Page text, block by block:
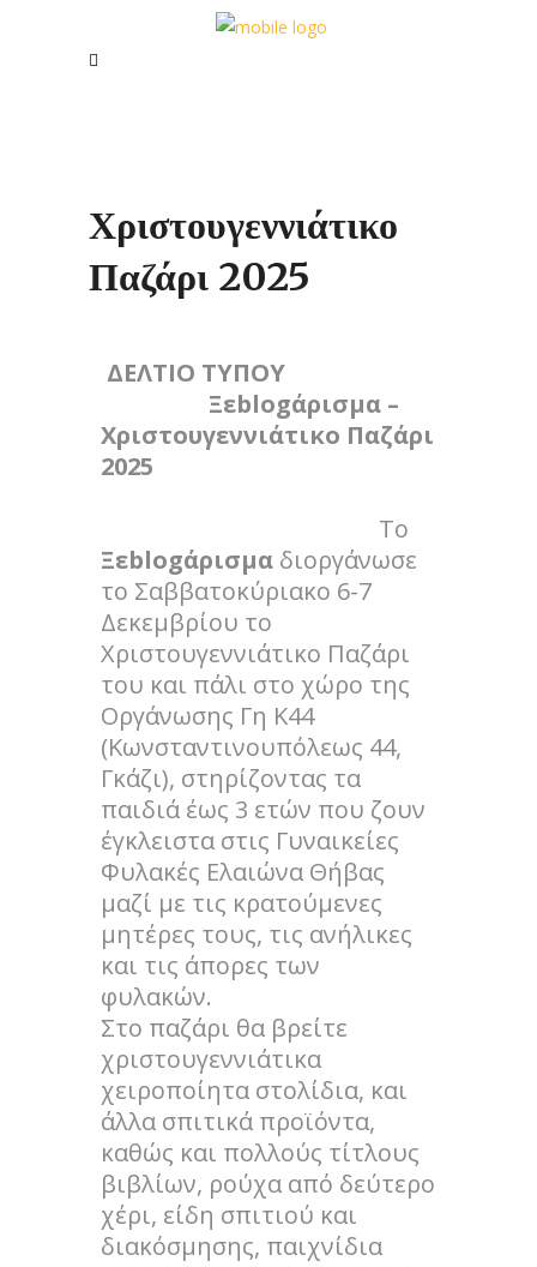
Χριστουγεννιάτικο
Παζάρι 2025
ΔΕΛΤΙΟ ΤΥΠΟΥ
Ξεblogάρισμα –
Χριστουγεννιάτικο Παζάρι
2025
To
Ξεblogάρισμα διοργάνωσε
το Σαββατοκύριακο 6-7
Δεκεμβρίου το
Χριστουγεννιάτικο Παζάρι
του και πάλι στο χώρο της
Οργάνωσης Γη Κ44
(Κωνσταντινουπόλεως 44,
Γκάζι), στηρίζοντας τα
παιδιά έως 3 ετών που ζουν
έγκλειστα στις Γυναικείες
Φυλακές Ελαιώνα Θήβας
μαζί με τις κρατούμενες
μητέρες τους, τις ανήλικες
και τις άπορες των
φυλακών.
Στο παζάρι θα βρείτε
χριστουγεννιάτικα
χειροποίητα στολίδια, και
άλλα σπιτικά προϊόντα,
καθώς και πολλούς τίτλους
βιβλίων, ρούχα από δεύτερο
χέρι, είδη σπιτιού και
διακόσμησης, παιχνίδια